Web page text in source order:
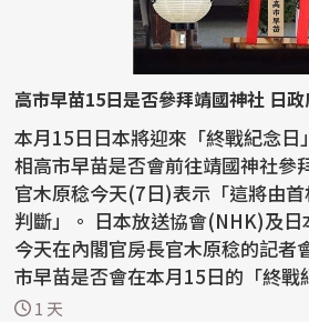
高市早苗15日是否參拜靖國神社 日
本月15日日本將迎來「終戰紀念日
相高市早苗是否會前往靖國神社參
官木原稔今天(7日)表示「這將由
判斷」。 日本放送協會(NHK)及日本時事通訊社報導，
今天在內閣官房長官木原稔的記者
市早苗是否會在本月15日的「終戰
社，...
1 天